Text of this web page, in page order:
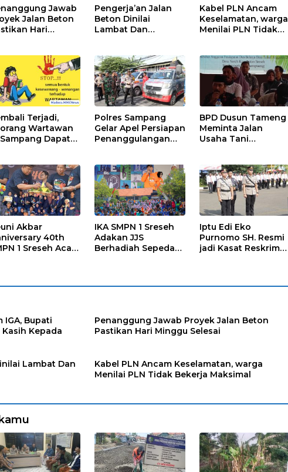
Jawab
Jalan Beton
Hari
Pengerja’an Jalan
Beton Dinilai
Lambat Dan
Kabel PLN Ancam
Keselamatan, warga
Menilai PLN Tidak
Terjadi,
Wartawan
Dapat
Polres Sampang
Gelar Apel Persiapan
Penanggulangan
BPD Dusun Tameng
Meminta Jalan
Usaha Tani
Akbar
40th
1 Sreseh Acara
IKA SMPN 1 Sreseh
Adakan JJS
Berhadiah Sepeda
Iptu Edi Eko
Purnomo SH. Resmi
jadi Kasat Reskrim
IGA, Bupati
Kepada
Penanggung Jawab Proyek Jalan Beton
Pastikan Hari Minggu Selesai
Lambat Dan
Kabel PLN Ancam Keselamatan, warga
Menilai PLN Tidak Bekerja Maksimal